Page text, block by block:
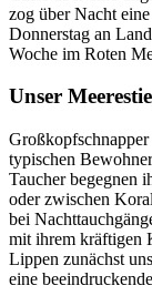
zog über Nacht
Donnerstag an
Woche im Roten
Unser
typischen
Taucher begegnen
oder zwischen
bei
mit ihrem kräftigen
Lippen zunächst
eine